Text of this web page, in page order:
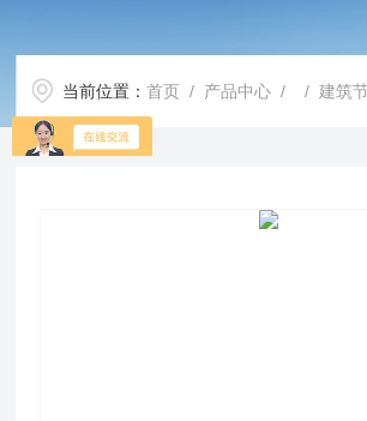
当前位置：首页 / 产品中心 / /建筑